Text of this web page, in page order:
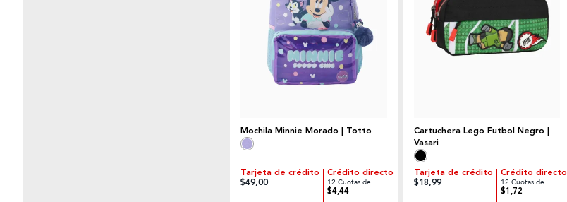
Mochila Minnie Morado | Totto
Tarjeta de crédito
$49,00
Crédito directo
12 Cuotas de
$4,44
Cartuchera Lego Futbol Negro |
Vasari
Tarjeta de crédito
$18,99
Crédito directo
12 Cuotas de
$1,72